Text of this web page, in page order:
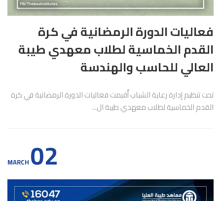
فعاليات الدورة الرمضانية في كرة
القدم الخماسية لطلاب معهدي طيبة
العالي للحاسب والهندسة
تحت تنظيم إدارة رعاية الشباب أُقيمت فعاليات الدورة الرمضانية في كرة
القدم الخماسية لطلاب معهدي طيبة ال...
02
MARCH